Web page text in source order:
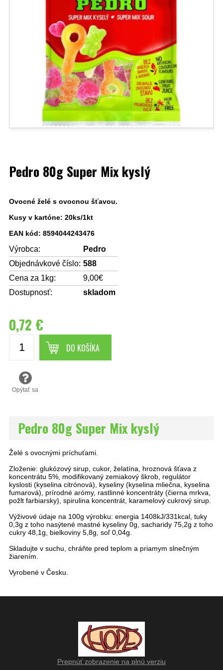
Pedro 80g Super Mix kyslý
Ovocné želé s ovocnou šťavou.
Kusy v kartóne: 20ks/1kt
EAN kód: 8594044243476
Výrobca:
Pedro
Objednávkové číslo: 588
Cena za 1kg:
9,00€
Dostupnosť:
skladom
0,72 €
DO KOŠÍKA
Opýtať sa
Pedro 80g Super Mix kyslý
Želé s ovocnými príchuťami.
Zloženie: glukózový sirup, cukor, želatína, hroznová šťava z
koncentrátu 5%, modifikovaný zemiakový škrob, regulátor
kyslosti (kyselina citrónová), kyseliny (kyselina mliečna, kyselina
fumarová), prírodné arómy, rastlinné koncentráty (čierna mrkva,
požlt farbiarsky), spirulina koncentrát, karamelový cukrový sirup.
Výživové údaje na 100g výrobku: energia 1408kJ/331kcal, tuky
0,3g z toho nasýtené mastné kyseliny 0g, sacharidy 75,2g z toho
cukry 48,1g, bielkoviny 5,8g, soľ 0,04g.
Skladujte v suchu, chráňte pred teplom a priamym slnečným
žiarením.
Vyrobené v Česku.
Prepnúť zobrazenie na plnú verziu